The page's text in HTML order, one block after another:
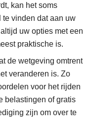
kan het soms
vinden dat aan uw
uw opties met een
praktische is.
de wetgeving omtrent
veranderen is. Zo
voor het rijden
belastingen of gratis
zijn om over te